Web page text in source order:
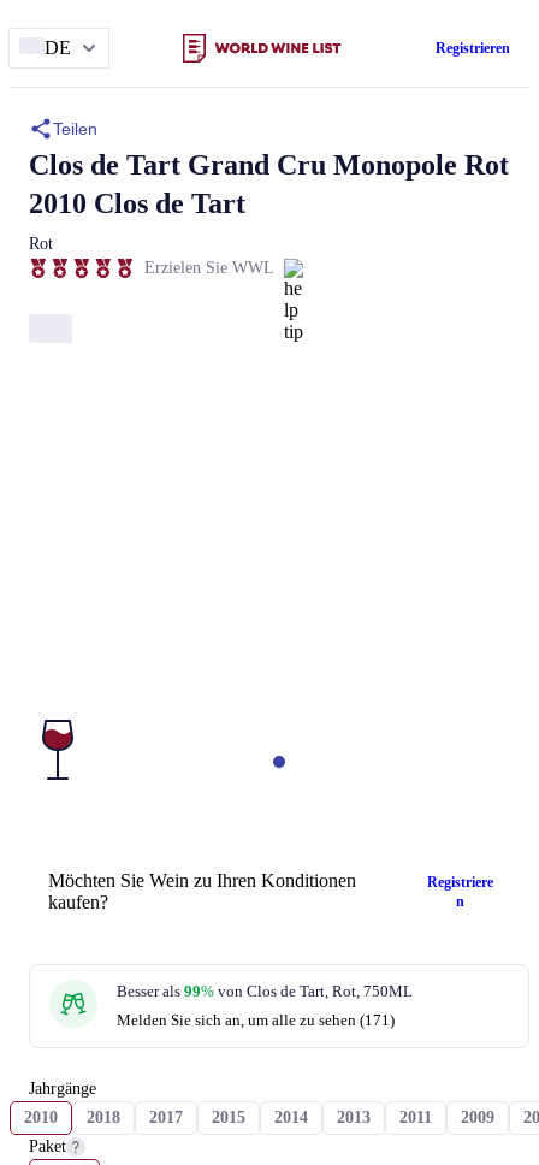
DE Registrieren
Möchten Sie Wein zu Ihren Konditionen
kaufen?
Registriere
n
Besser als 99% von Clos de Tart, Rot, 750ML
Melden Sie sich an, um alle zu sehen (171)
Jahrgänge
2010
2018 2017 2015 2014 2013 2011 2009
Paket
Teilen
Clos de Tart Grand Cru Monopole Rot
2010 Clos de Tart
Rot
Erzielen Sie WWL